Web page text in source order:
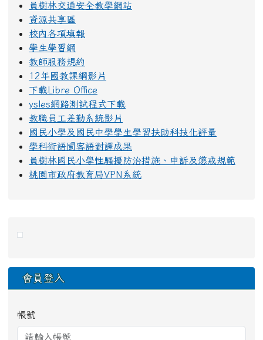
員樹林交通安全教學網站
資源共享區
校內各項填報
學生學習網
教師服務規約
12年國教課綱影片
下載Libre Office
ysles網路測試程式下載
教職員工差勤系統影片
國民小學及國民中學學生學習扶助科技化評量
學科術語閩客語對譯成果
員樹林國民小學性騷擾防治措施、申訴及懲戒規範
桃園市政府教育局VPN系統
會員登入
帳號